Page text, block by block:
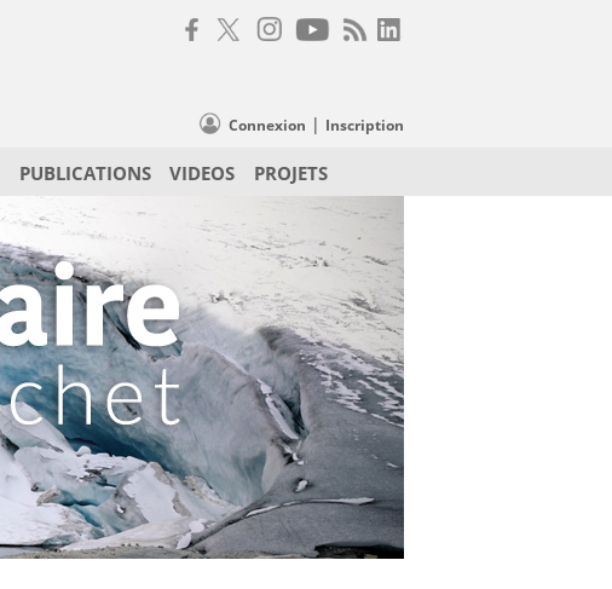
Connexion | Inscription
PUBLICATIONS VIDEOS PROJETS